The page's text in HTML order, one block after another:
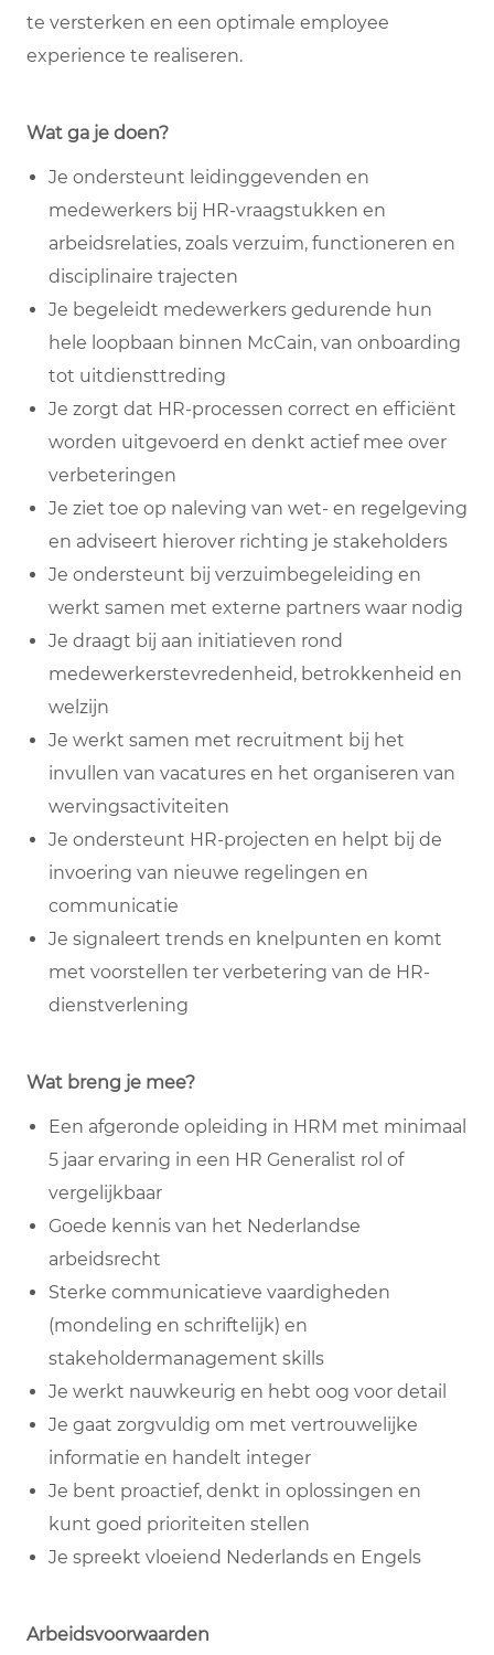
te versterken en een optimale employee
experience te realiseren.
Wat ga je doen?
Je ondersteunt leidinggevenden en
medewerkers bij HR-vraagstukken en
arbeidsrelaties, zoals verzuim, functioneren en
disciplinaire trajecten
Je begeleidt medewerkers gedurende hun
hele loopbaan binnen McCain, van onboarding
tot uitdiensttreding
Je zorgt dat HR-processen correct en efficiënt
worden uitgevoerd en denkt actief mee over
verbeteringen
Je ziet toe op naleving van wet- en regelgeving
en adviseert hierover richting je stakeholders
Je ondersteunt bij verzuimbegeleiding en
werkt samen met externe partners waar nodig
Je draagt bij aan initiatieven rond
medewerkerstevredenheid, betrokkenheid en
welzijn
Je werkt samen met recruitment bij het
invullen van vacatures en het organiseren van
wervingsactiviteiten
Je ondersteunt HR-projecten en helpt bij de
invoering van nieuwe regelingen en
communicatie
Je signaleert trends en knelpunten en komt
met voorstellen ter verbetering van de HR-
dienstverlening
Wat breng je mee?
Een afgeronde opleiding in HRM met minimaal
5 jaar ervaring in een HR Generalist rol of
vergelijkbaar
Goede kennis van het Nederlandse
arbeidsrecht
Sterke communicatieve vaardigheden
(mondeling en schriftelijk) en
stakeholdermanagement skills
Je werkt nauwkeurig en hebt oog voor detail
Je gaat zorgvuldig om met vertrouwelijke
informatie en handelt integer
Je bent proactief, denkt in oplossingen en
kunt goed prioriteiten stellen
Je spreekt vloeiend Nederlands en Engels
Arbeidsvoorwaarden